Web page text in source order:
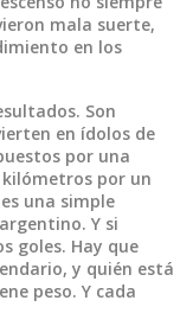
mala suerte,
en los
Son
en ídolos de
por una
por un
una simple
Y si
goles. Hay que
y quién está
peso. Y cada